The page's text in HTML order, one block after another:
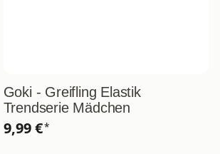
Goki - Greifling Elastik
Trendserie Mädchen
9,99 €*